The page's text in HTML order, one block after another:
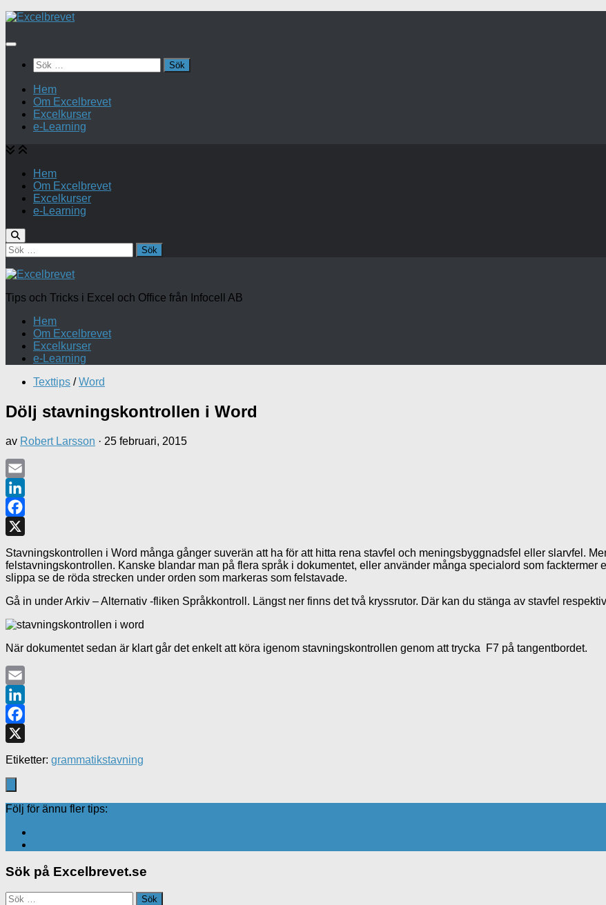
Under
Sök
efter:
Hem
Om Excelbrevet
Excelkurser
e-Learning
Hem
Om Excelbrevet
Excelkurser
e-Learning
Sök
efter:
Tips och Tricks i Excel och Office från Infocell AB
Hem
Om Excelbrevet
Excelkurser
e-Learning
Texttips / Word
Dölj stavningskontrollen i Word
av Robert Larsson · 25 februari, 2015
Email
LinkedIn
Facebook
Stavningskontrollen i Word många gånger suverän att ha för att hitta rena stavfel och meningsbyggnadsfel eller slarvfel.
felstavningskontrollen. Kanske blandar man på flera språk i dokumentet, eller använder många specialord som
slippa se de röda strecken under orden som markeras som felstavade.
Gå in under Arkiv – Alternativ -fliken Språkkontroll. Längst ner finns det två kryssrutor. Där kan du stänga av stavfel
När dokumentet sedan är klart går det enkelt att köra igenom stavningskontrollen genom att trycka F7 på tangentbordet.
Email
LinkedIn
Facebook
Etiketter: grammatikstavning
Följ för ännu fler tips:
Sök på Excelbrevet.se
Sök